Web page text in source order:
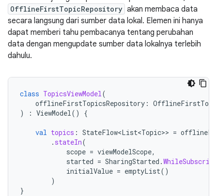
OfflineFirstTopicRepository akan membaca data
secara langsung dari sumber data lokal. Elemen ini hanya
dapat memberi tahu pembacanya tentang perubahan
data dengan mengupdate sumber data lokalnya terlebih
dahulu.
class TopicsViewModel(
offlineFirstTopicsRepository :
)
: ViewModel() {
val topics : StateFlow<List<Topic>> =
. stateIn(
scope = viewModelScope,
started = SharingStarted .
initialValue = emptyList()
)
}